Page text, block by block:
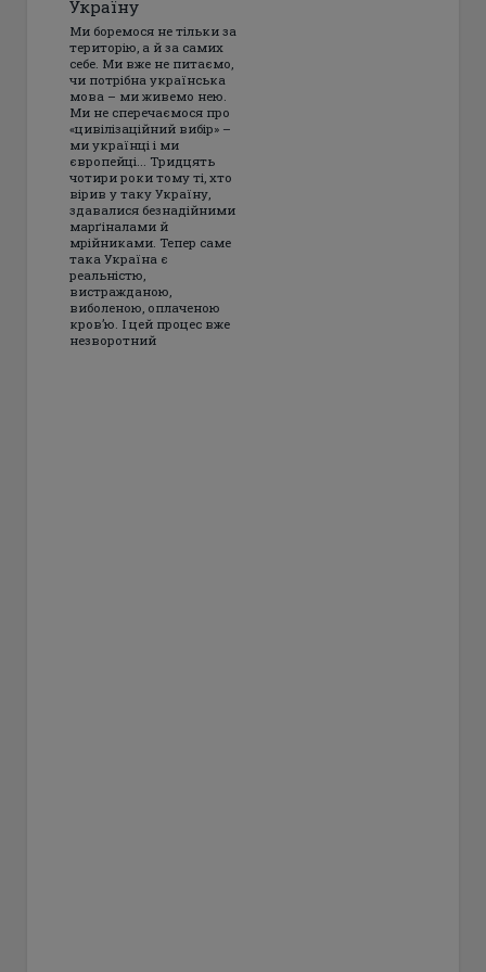
Україну
Ми боремося не тільки за
територію, а й за самих
себе. Ми вже не питаємо,
чи потрібна українська
мова – ми живемо нею.
Ми не сперечаємося про
«цивілізаційний вибір» –
ми українці і ми
європейці... Тридцять
чотири роки тому ті, хто
вірив у таку Україну,
здавалися безнадійними
марґіналами й
мрійниками. Тепер саме
така Україна є
реальністю,
вистражданою,
виболеною, оплаченою
кров’ю. І цей процес вже
незворотний